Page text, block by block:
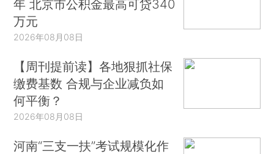
年 北京市公积金最高可贷340
万元
2026年08月08日
【周刊提前读】各地狠抓社保
缴费基数 合规与企业减负如
何平衡？
2026年08月08日
河南“三支一扶”考试规模化作